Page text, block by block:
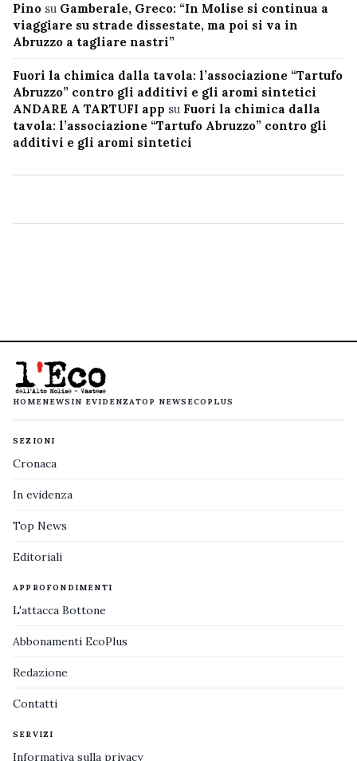
Pino su Gamberale, Greco: “In Molise si continua a
viaggiare su strade dissestate, ma poi si va in
Abruzzo a tagliare nastri”
Fuori la chimica dalla tavola: l’associazione “Tartufo
Abruzzo” contro gli additivi e gli aromi sintetici
ANDARE A TARTUFI app su Fuori la chimica dalla
tavola: l’associazione “Tartufo Abruzzo” contro gli
additivi e gli aromi sintetici
HOMENEWS IN EVIDENZATOP NEWS ECOPLUS
SEZIONI
Cronaca
In evidenza
Top News
Editoriali
APPROFONDIMENTI
L'attacca Bottone
Abbonamenti EcoPlus
Redazione
Contatti
SERVIZI
Informativa sulla privacy